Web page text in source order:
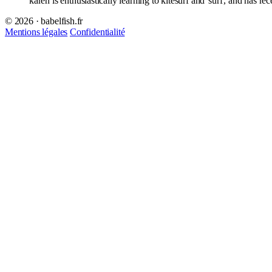
© 2026 · babelfish.fr
Mentions légales Confidentialité